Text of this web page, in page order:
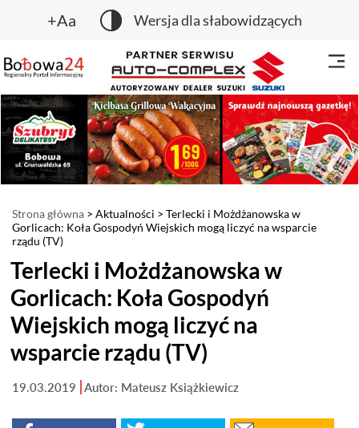
+Aa Wersja dla słabowidzących
Strona główna > Aktualności > Terlecki i Możdżanowska w
Gorlicach: Koła Gospodyń Wiejskich mogą liczyć na wsparcie
rządu (TV)
Terlecki i Możdżanowska w
Gorlicach: Koła Gospodyń
Wiejskich mogą liczyć na
wsparcie rządu (TV)
19.03.2019 Autor: Mateusz Książkiewicz